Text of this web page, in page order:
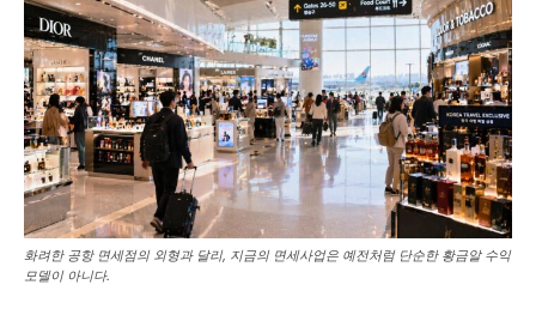
화려한 공항 면세점의 외형과 달리, 지금의 면세사업은 예전처럼 단순한 황금알 수익
모델이 아니다.